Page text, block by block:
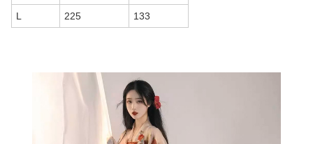
L 225 133